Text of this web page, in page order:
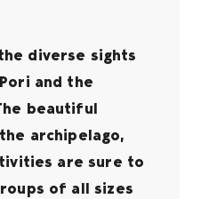
diverse sights
and the
beautiful
archipelago,
are sure to
of all sizes